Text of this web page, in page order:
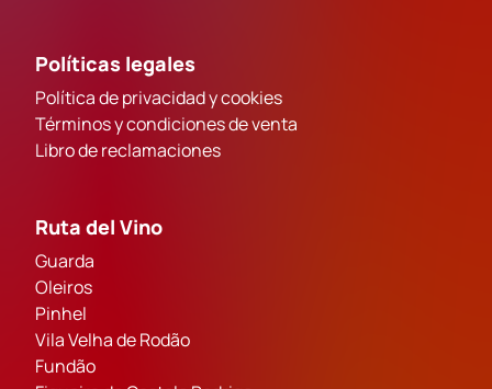
Políticas legales
Política de privacidad y cookies
Términos y condiciones de venta
Libro de reclamaciones
Ruta del Vino
Guarda
Oleiros
Pinhel
Vila Velha de Rodão
Fundão